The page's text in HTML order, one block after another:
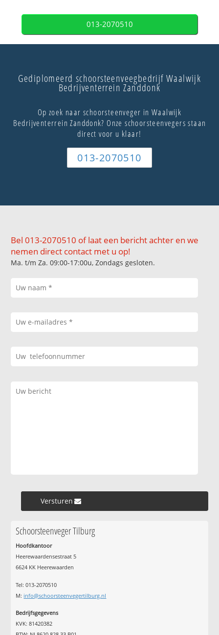
013-2070510
Gediplomeerd schoorsteenveegbedrijf Waalwijk
Bedrijventerrein Zanddonk
Op zoek naar schoorsteenveger in Waalwijk
Bedrijventerrein Zanddonk? Onze schoorsteenvegers staan
direct voor u klaar!
013-2070510
Bel 013-2070510 of laat een bericht achter en we
nemen direct contact met u op!
Ma. t/m Za. 09:00-17:00u, Zondags gesloten.
Versturen »
Schoorsteenveger Tilburg
Hoofdkantoor
Heerewaardensestraat 5
6624 KK Heerewaarden
Tel: 013-2070510
M: info@schoorsteenvegertilburg.nl
Bedrijfsgegevens
KVK: 81420382